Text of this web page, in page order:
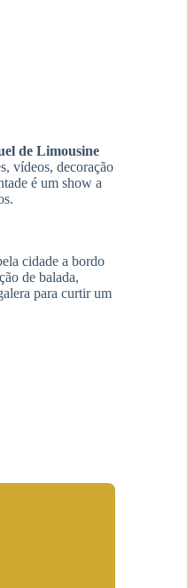
de Limousine
vídeos, decoração
é um show a
cidade a bordo
de balada,
para curtir um